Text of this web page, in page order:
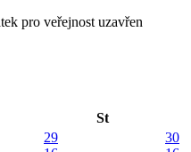
pro veřejnost uzavřen
St
29
30